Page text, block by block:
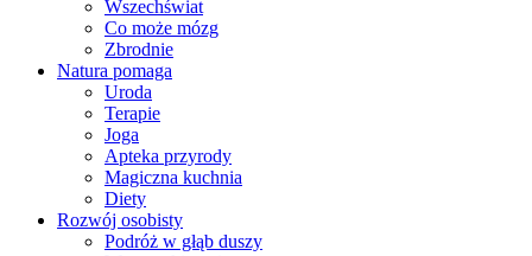
Wszechświat
Co może mózg
Zbrodnie
Natura pomaga
Uroda
Terapie
Joga
Apteka przyrody
Magiczna kuchnia
Diety
Rozwój osobisty
Podróż w głąb duszy